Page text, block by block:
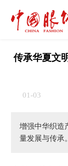
传承华夏文
01-03
增强中华织造
量发展与传承。